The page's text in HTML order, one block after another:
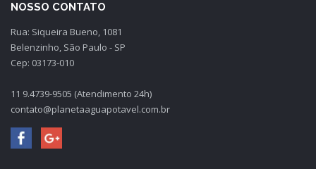
NOSSO CONTATO
Rua: Siqueira Bueno, 1081
Belenzinho, São Paulo - SP
Cep: 03173-010
11 9.4739-9505 (Atendimento 24h)
contato@planetaaguapotavel.com.br